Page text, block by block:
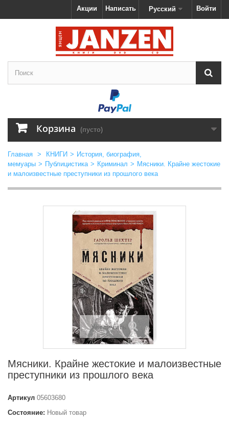
Войти
Русский
Написать
Акции
Корзина (пусто)
Главная > КНИГИ > История, биография,
мемуары > Публицистика > Криминал > Мясники. Крайне жестокие
и малоизвестные преступники из прошлого века
Увеличить
Мясники. Крайне жестокие и малоизвестные
преступники из прошлого века
Артикул 05603680
Состояние: Новый товар